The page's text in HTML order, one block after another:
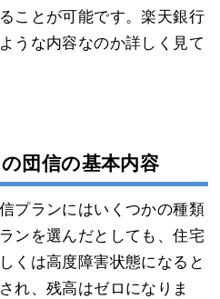
ことが可能です。楽天銀行
うな内容なのか詳しく見て
団信の基本内容
プランにはいくつかの種類
ンを選んだとしても、住宅
くは高度障害状態になると
れ、残高はゼロになりま